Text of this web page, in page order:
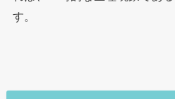
す。